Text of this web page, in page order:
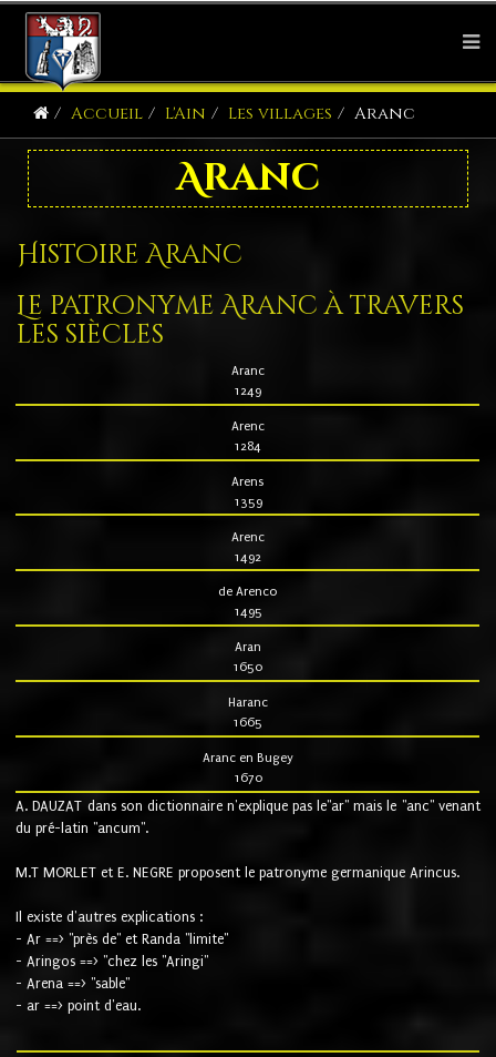
Accueil L'Ain Les villages Aranc
Aranc
Histoire Aranc
Le patronyme Aranc à travers
les siècles
Aranc
1249
Arenc
1284
Arens
1359
Arenc
1492
de Arenco
1495
Aran
1650
Haranc
1665
Aranc en Bugey
1670
A. DAUZAT dans son dictionnaire n'explique pas le"ar" mais le "anc" venant
du pré-latin "ancum".
M.T MORLET et E. NEGRE proposent le patronyme germanique Arincus.
Il existe d'autres explications :
- Ar ==> "près de" et Randa "limite"
- Aringos ==> "chez les "Aringi"
- Arena ==> "sable"
- ar ==> point d'eau.